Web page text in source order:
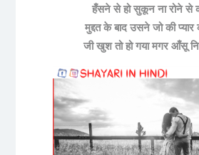
हँसने से हो सुकून ना रोने से
मुद्दत के बाद उसने जो की प्यार
जी खुश तो हो गया मगर आँसू